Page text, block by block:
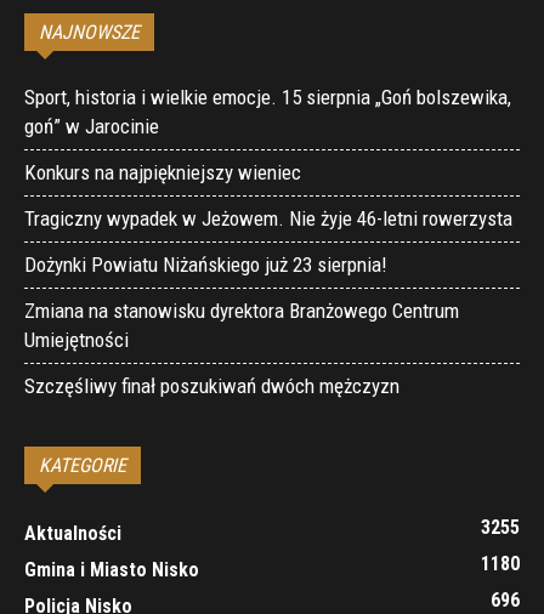
NAJNOWSZE
Sport, historia i wielkie emocje. 15 sierpnia „Goń bolszewika,
goń” w Jarocinie
Konkurs na najpiękniejszy wieniec
Tragiczny wypadek w Jeżowem. Nie żyje 46-letni rowerzysta
Dożynki Powiatu Niżańskiego już 23 sierpnia!
Zmiana na stanowisku dyrektora Branżowego Centrum
Umiejętności
Szczęśliwy finał poszukiwań dwóch mężczyzn
KATEGORIE
Aktualności
3255
Gmina i Miasto Nisko
1180
Policja Nisko
696